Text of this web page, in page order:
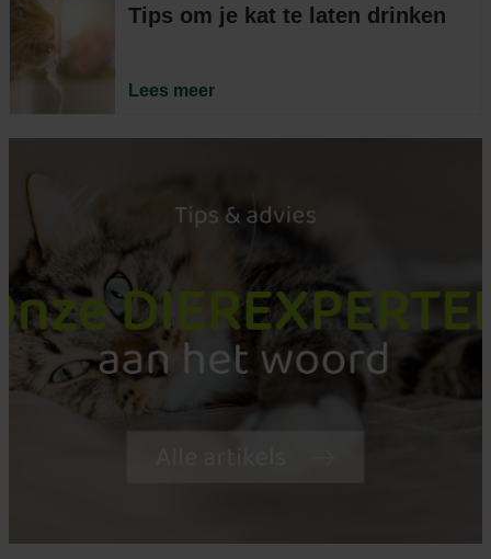
Tips om je kat te laten drinken
Lees meer